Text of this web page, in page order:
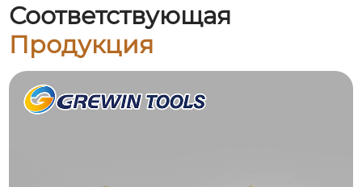
Соответствующая
Продукция